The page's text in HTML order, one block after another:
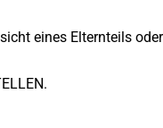
eines Elternteils